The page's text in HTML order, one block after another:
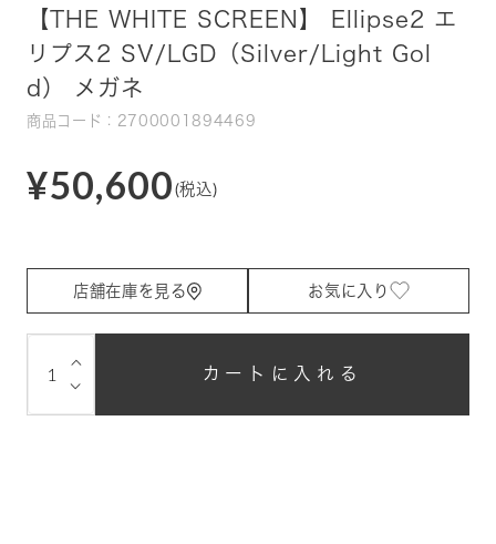
【THE WHITE SCREEN】 Ellipse2 エ
リプス2 SV/LGD（Silver/Light Gol
d） メガネ
商品コード：2700001894469
¥50,600 (税込)
店舗在庫を見る お気に入り
⌵
⌵ カートに入れる